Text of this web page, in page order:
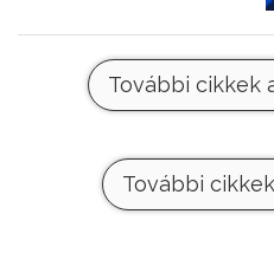
További cikkek
További